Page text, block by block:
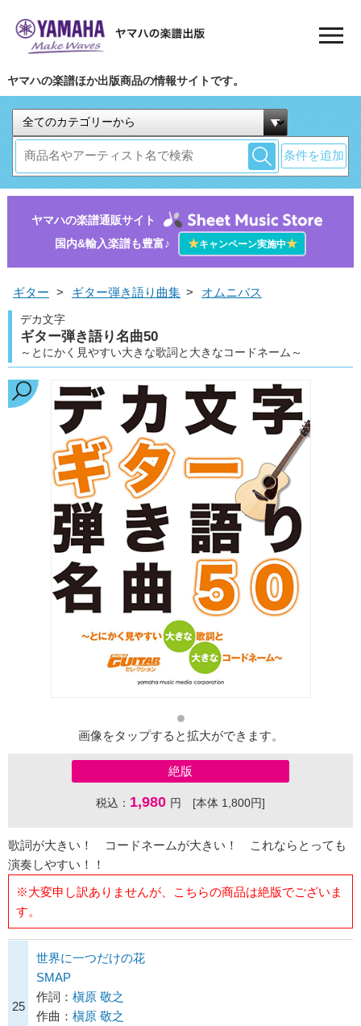
ヤマハの楽譜ほか出版商品の情報サイトです。
条件を追加
ヤマハの楽譜通販サイト
国内&輸入楽譜も豊富♪
★キャンペーン実施中★
ギター > ギター弾き語り曲集 > オムニバス
デカ文字
ギター弾き語り名曲50
～とにかく見やすい大きな歌詞と大きなコードネーム～
画像をタップすると拡大ができます。
絶版
税込： 1,980 円 [本体 1,800円]
歌詞が大きい！ コードネームが大きい！ これならとっても
演奏しやすい！！
※大変申し訳ありませんが、こちらの商品は絶版でございま
す。
25
世界に一つだけの花
SMAP
作詞： 槇原 敬之
作曲： 槇原 敬之